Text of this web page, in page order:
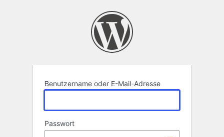
Benutzername oder E-Mail-Adresse
Passwort